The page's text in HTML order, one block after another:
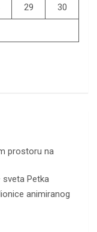
29 30
prostoru na
sveta Petka
animiranog